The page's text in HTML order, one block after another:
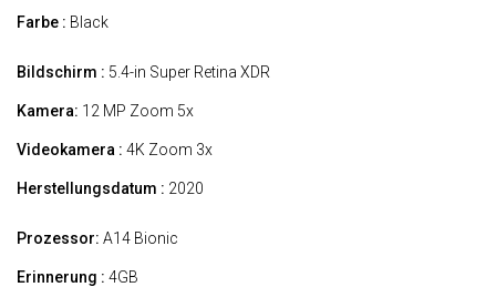
Farbe : Black
Bildschirm : 5.4-in Super Retina XDR
Kamera: 12 MP Zoom 5x
Videokamera : 4K Zoom 3x
Herstellungsdatum : 2020
Prozessor: A14 Bionic
Erinnerung : 4GB